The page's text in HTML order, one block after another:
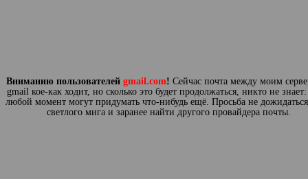
Вниманию пользователей gmail.com! Сейчас почта между моим
gmail кое-как ходит, но сколько это будет продолжаться, никто не
любой момент могут придумать что-нибудь ещё. Просьба не дожидаться
светлого мига и заранее найти другого провайдера почты.